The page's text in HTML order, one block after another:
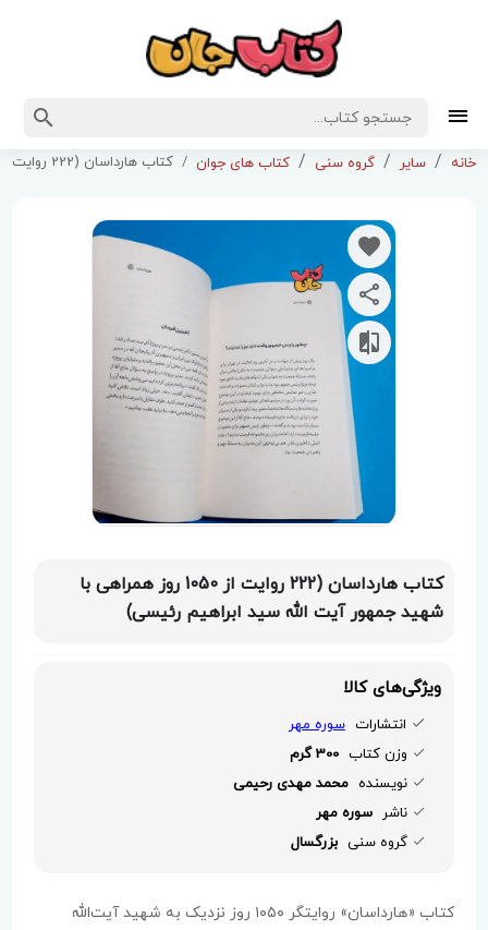
خانه سایر گروه سنی کتاب های جوان کتاب هارداسان (222 روایت از 1050 روز همراهی با شهید جمهور آیت الله سید ابراهیم رئیسی)
کتاب هارداسان (222 روایت از 1050 روز همراهی با
شهید جمهور آیت الله سید ابراهیم رئیسی)
ویژگی‌های کالا
انتشارات سوره مهر
وزن کتاب 300 گرم
نویسنده محمد مهدی رحیمی
ناشر سوره مهر
گروه سنی بزرگسال
کتاب «هارداسان» روایتگر ۱۰۵۰ روز نزدیک به شهید آیت‌الله